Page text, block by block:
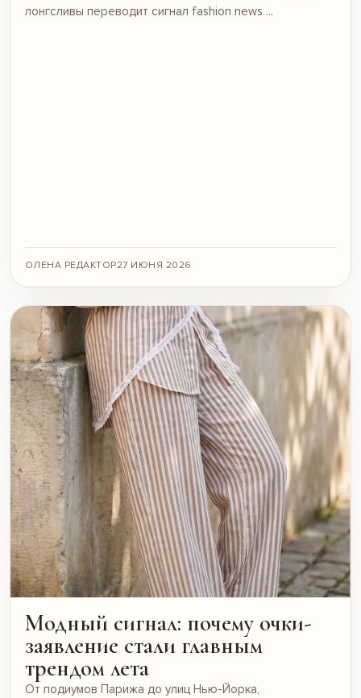
лонгсливы переводит сигнал fashion news ...
ОЛЕНА РЕДАКТОР27 ИЮНЯ 2026
Модный сигнал: почему очки-
заявление стали главным
трендом лета
От подиумов Парижа до улиц Нью-Йорка,